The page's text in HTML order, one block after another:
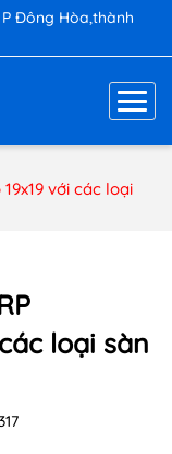
P Đông Hòa,thành
với các loại
loại sàn